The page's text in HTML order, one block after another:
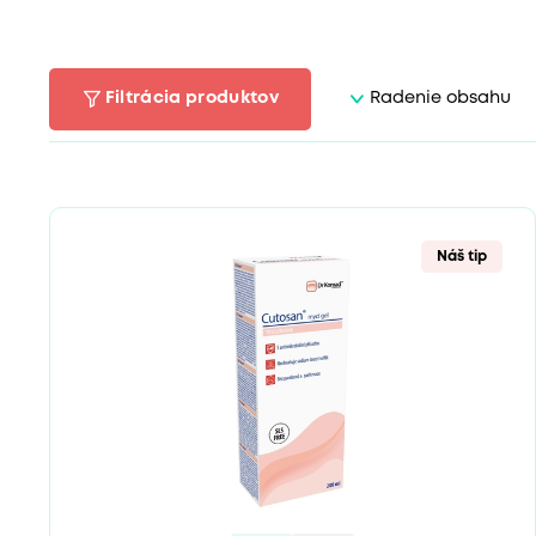
Filtrácia produktov Radenie obsahu
Náš tip